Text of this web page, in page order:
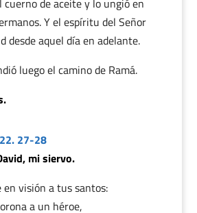
cuerno de aceite y lo ungió en
Y el espíritu del Señor
desde aquel día en adelante.
luego el camino de Ramá.
27-28
mi siervo.
en visión a tus santos:
a un héroe,